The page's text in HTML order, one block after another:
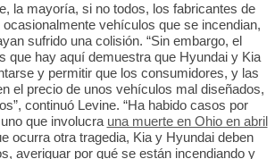
la mayoría, si no todos, los fabricantes de
vehículos que se incendian,
sufrido una colisión. “Sin embargo, el
que hay aquí demuestra que Hyundai y Kia
y permitir que los consumidores, y las
el precio de unos vehículos mal diseñados,
continuó Levine. “Ha habido casos por
que involucra una muerte en Ohio en abril
ocurra otra tragedia, Kia y Hyundai deben
averiguar por qué se están incendiando y